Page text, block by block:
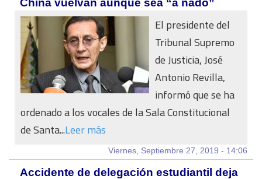
China vuelvan aunque sea “a nado”
El presidente del
Tribunal Supremo
de Justicia, José
Antonio Revilla,
informó que se ha
ordenado a los vocales de la Sala Constitucional
de Santa...Leer más
Viernes, Septiembre 27, 2019 - 14:06
Accidente de delegación estudiantil deja